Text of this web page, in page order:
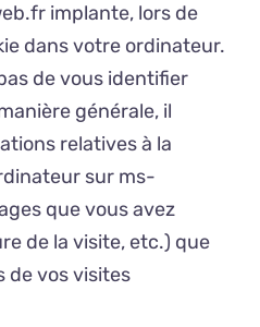
implante, lors de
dans votre ordinateur.
de vous identifier
générale, il
relatives à la
sur ms-
que vous avez
de la visite, etc.) que
de vos visites